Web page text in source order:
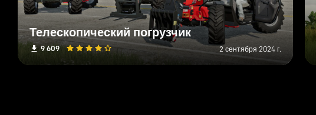
Телескопический погрузчик
9 609 2 сентября 2024 г.